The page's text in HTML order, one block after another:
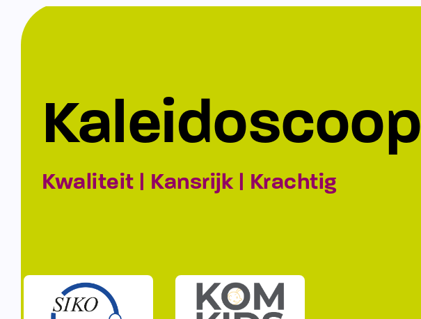
Kaleidoscoop
Kwaliteit | Kansrijk | Krachtig